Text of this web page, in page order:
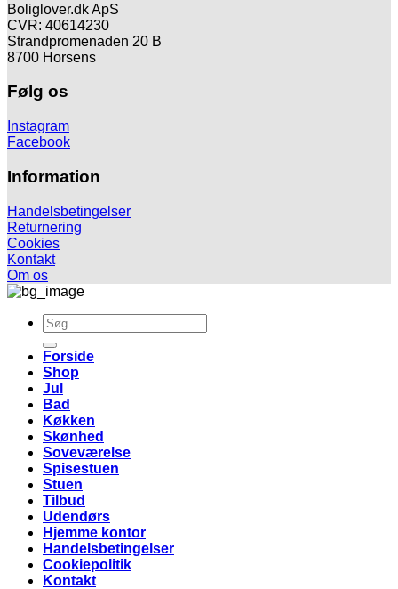
Boliglover.dk ApS
CVR: 40614230
Strandpromenaden 20 B
8700 Horsens
Følg os
Instagram
Facebook
Information
Handelsbetingelser
Returnering
Cookies
Kontakt
Om os
Søg
efter:
Forside
Shop
Jul
Bad
Køkken
Skønhed
Soveværelse
Spisestuen
Stuen
Tilbud
Udendørs
Hjemme kontor
Handelsbetingelser
Cookiepolitik
Kontakt